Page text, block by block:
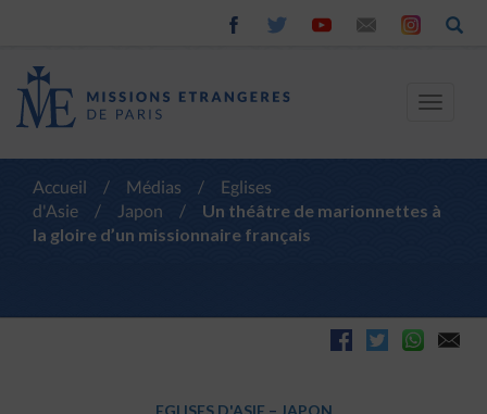
Toggle
Accueil / Médias /
Eglises
d'Asie
/ Japon /
Un théâtre de marionnettes à
la gloire d’un missionnaire français
EGLISES D'ASIE – JAPON